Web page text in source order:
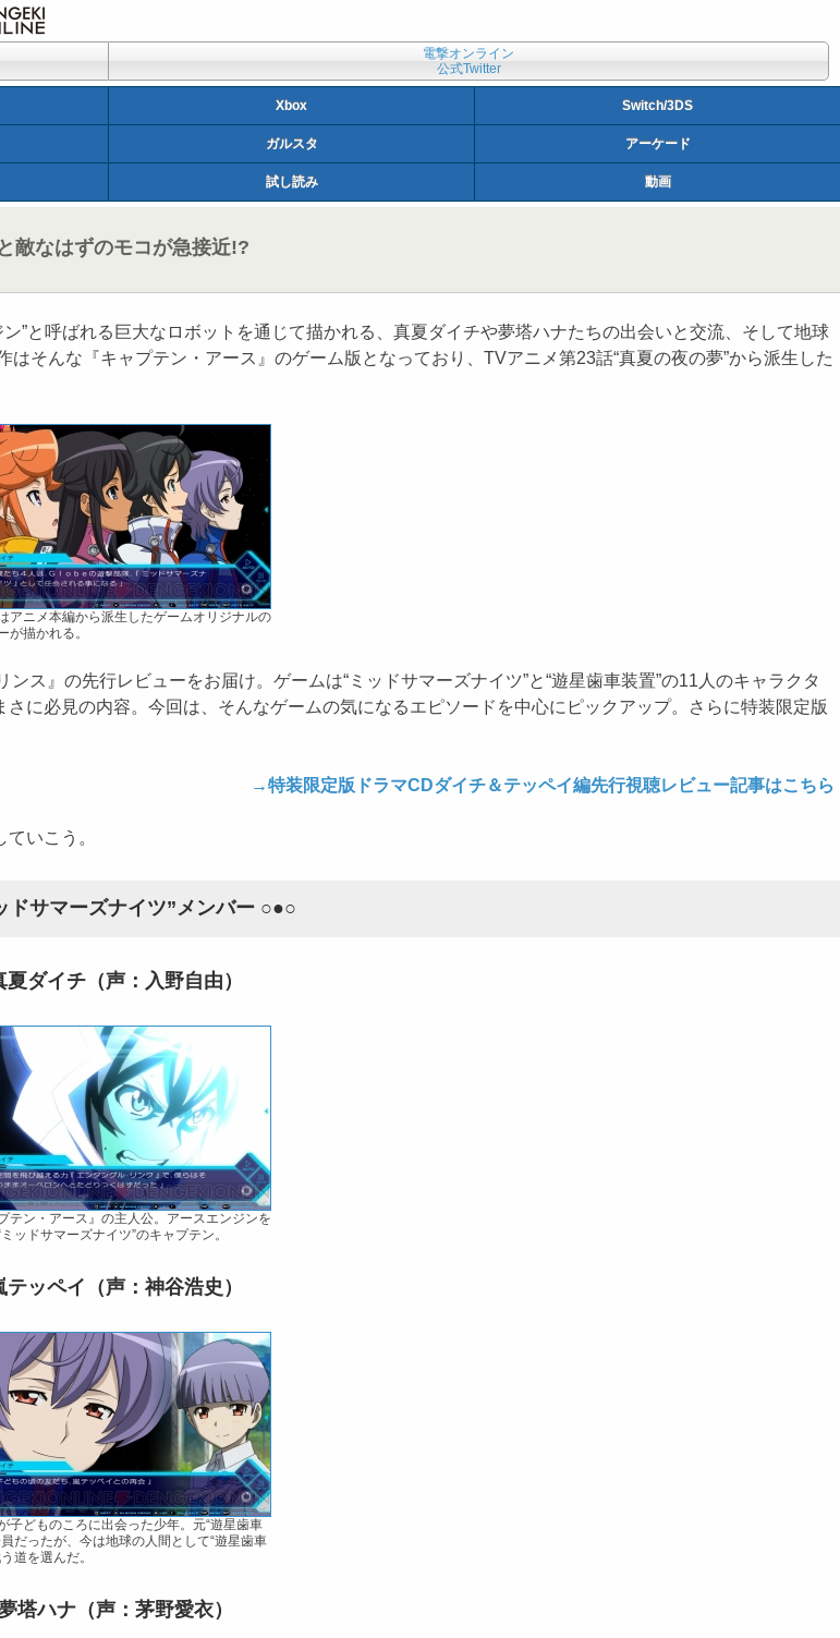
電撃オンライン
公式Twitter
Xbox Switch/3DS
ガルスタ アーケード
試し読み 動画
敵なはずのモコが急接近!?
と呼ばれる巨大なロボットを通じて描かれる、真夏ダイチや夢塔ハナたちの出会いと交流、そして地球
そんな『キャプテン・アース』のゲーム版となっており、TVアニメ第23話“真夏の夜の夢”から派生した
アニメ本編から派生したゲームオリジナルの
が描かれる。
』の先行レビューをお届け。ゲームは“ミッドサマーズナイツ”と“遊星歯車装置”の11人のキャラクタ
に必見の内容。今回は、そんなゲームの気になるエピソードを中心にピックアップ。さらに特装限定版
→特装限定版ドラマCDダイチ＆テッペイ編先行視聴レビュー記事はこちら
いこう。
ドサマーズナイツ”メンバー ○●○
夏ダイチ（声：入野自由）
テン・アース』の主人公。アースエンジンを
ッドサマーズナイツ”のキャプテン。
テッペイ（声：神谷浩史）
子どものころに出会った少年。元“遊星歯車
だったが、今は地球の人間として“遊星歯車
道を選んだ。
塔ハナ（声：茅野愛衣）